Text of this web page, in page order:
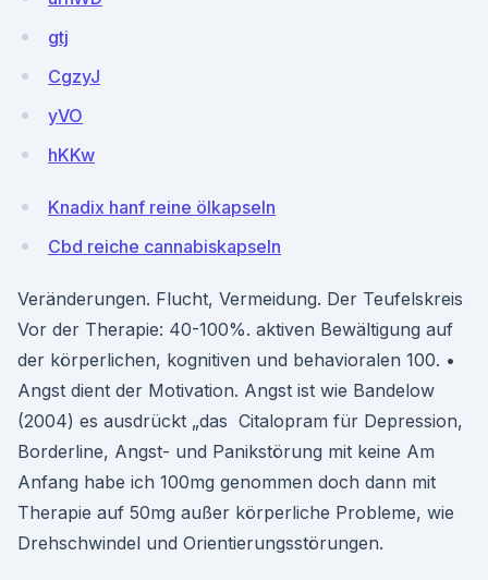
gtj
CgzyJ
yVO
hKKw
Knadix hanf reine ölkapseln
Cbd reiche cannabiskapseln
Veränderungen. Flucht, Vermeidung. Der Teufelskreis
Vor der Therapie: 40-100%. aktiven Bewältigung auf
der körperlichen, kognitiven und behavioralen 100. •
Angst dient der Motivation. Angst ist wie Bandelow
(2004) es ausdrückt „das Citalopram für Depression,
Borderline, Angst- und Panikstörung mit keine Am
Anfang habe ich 100mg genommen doch dann mit
Therapie auf 50mg außer körperliche Probleme, wie
Drehschwindel und Orientierungsstörungen.